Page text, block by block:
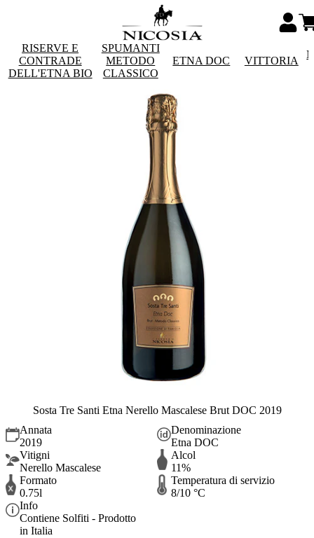
RISERVE E
CONTRADE
DELL'ETNA BIO
SPUMANTI
METODO
CLASSICO
ETNA DOC VITTORIA
Sosta Tre Santi Etna Nerello Mascalese Brut DOC 2019
Annata
2019
Denominazione
Etna DOC
Vitigni
Nerello Mascalese
Alcol
11%
Formato
0.75l
Temperatura di servizio
8/10 °C
Info
Contiene Solfiti - Prodotto
in Italia